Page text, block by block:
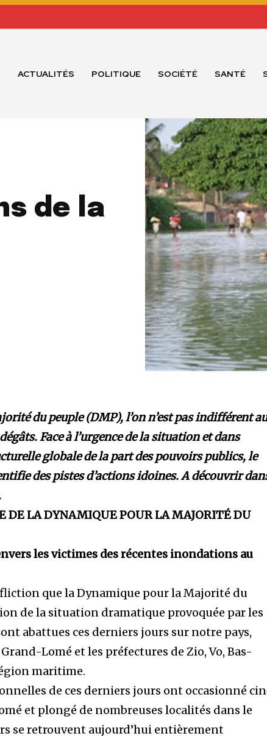
ACTUALITÉS POLITIQUE SOCIÉTÉ SANTÉ
de la
du peuple (DMP), l’on n’est pas indifférent
Face à l’urgence de la situation et dans
globale de la part des pouvoirs publics, le
des pistes d’actions idoines. A découvrir
DE LA DYNAMIQUE POUR LA MAJORITÉ DU
les victimes des récentes inondations au
que la Dynamique pour la Majorité du
de la situation dramatique provoquée par les
abattues ces derniers jours sur notre pays,
Lomé et les préfectures de Zio, Vo, Bas-
maritime.
de ces derniers jours ont occasionné
et plongé de nombreuses localités dans le
se retrouvent aujourd’hui entièrement